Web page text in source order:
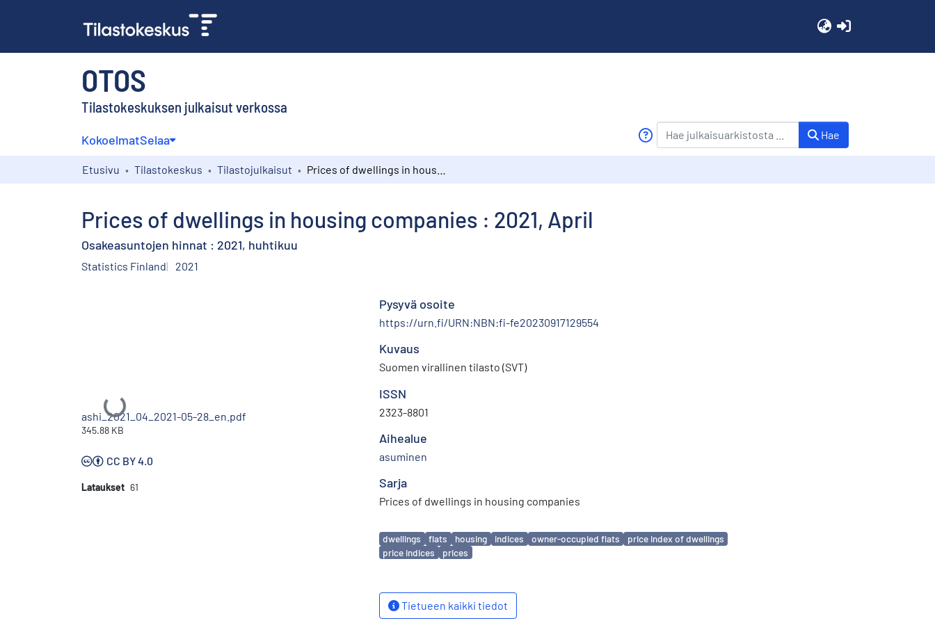
OTOS
Tilastokeskuksen julkaisut verkossa
KokoelmatSelaa Hae
Etusivu Tilastokeskus Tilastojulkaisut
Prices of dwellings in housing companies : 2021, April
Osakeasuntojen hinnat : 2021, huhtikuu
Statistics Finland 2021
Ladataan...
ashi_2021_04_2021-05-28_en.pdf
345.88 KB
CC BY 4.0
Lataukset 61
Pysyvä osoite
https://urn.fi/URN:NBN:fi-fe20230917129554
Kuvaus
Suomen virallinen tilasto (SVT)
ISSN
2323-8801
Aihealue
asuminen
Sarja
Prices of dwellings in housing companies
Avainsanat
dwellings flats housing indices owner-occupied flats
price index of dwellings
price indices
prices
Tietueen kaikki tiedot